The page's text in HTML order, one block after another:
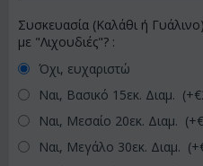
Συσκευασία (Καλάθι ή Γυάλινο)
με "Λιχουδιές"? :
Όχι, ευχαριστώ
Ναι, Βασικό 15εκ. Διαμ. (+€
Ναι, Μεσαίο 20εκ. Διαμ. (+€
Ναι, Μεγάλο 30εκ. Διαμ.